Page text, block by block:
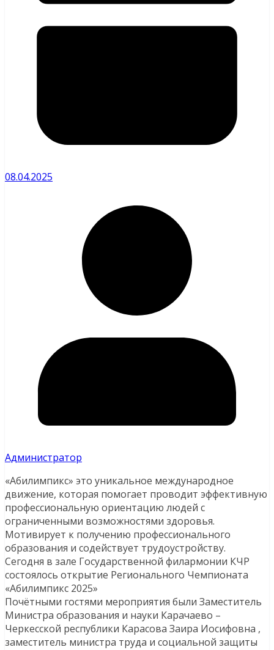
08.04.2025
Администратор
«Абилимпикс» это уникальное международное
движение, которая помогает проводит эффективную
профессиональную ориентацию людей с
ограниченными возможностями здоровья.
Мотивирует к получению профессионального
образования и содействует трудоустройству.
Сегодня в зале Государственной филармонии КЧР
состоялось открытие Регионального Чемпионата
«Абилимпикс 2025»
Почётными гостями мероприятия были Заместитель
Министра образования и науки Карачаево –
Черкесской республики Карасова Заира Иосифовна ,
заместитель министра труда и социальной защиты